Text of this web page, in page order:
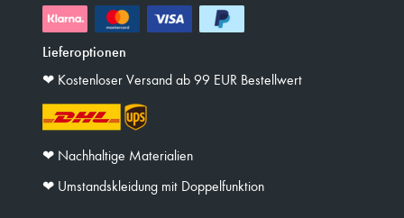
Lieferoptionen
❤︎ Kostenloser Versand ab 99 EUR Bestellwert
❤︎ Nachhaltige Materialien
❤︎ Umstandskleidung mit Doppelfunktion